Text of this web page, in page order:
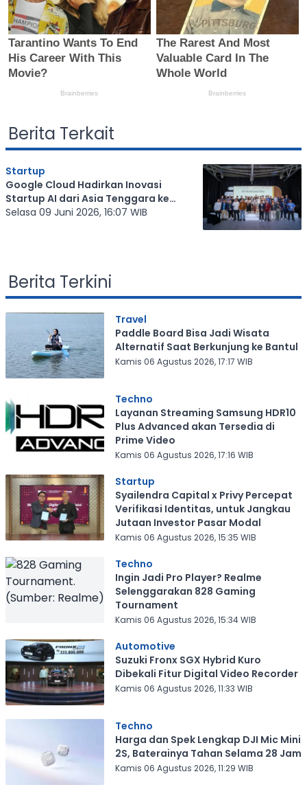
Berita Terkait
Startup
Google Cloud Hadirkan Inovasi
Startup AI dari Asia Tenggara ke
Silicon Valley
Selasa 09 Juni 2026, 16:07 WIB
Berita Terkini
Travel
Paddle Board Bisa Jadi Wisata
Alternatif Saat Berkunjung ke Bantul
Kamis 06 Agustus 2026, 17:17 WIB
Techno
Layanan Streaming Samsung HDR10
Plus Advanced akan Tersedia di
Prime Video
Kamis 06 Agustus 2026, 17:16 WIB
Startup
Syailendra Capital x Privy Percepat
Verifikasi Identitas, untuk Jangkau
Jutaan Investor Pasar Modal
Kamis 06 Agustus 2026, 15:35 WIB
Techno
Ingin Jadi Pro Player? Realme
Selenggarakan 828 Gaming
Tournament
Kamis 06 Agustus 2026, 15:34 WIB
Automotive
Suzuki Fronx SGX Hybrid Kuro
Dibekali Fitur Digital Video Recorder
Kamis 06 Agustus 2026, 11:33 WIB
Techno
Harga dan Spek Lengkap DJI Mic Mini
2S, Baterainya Tahan Selama 28 Jam
Kamis 06 Agustus 2026, 11:29 WIB